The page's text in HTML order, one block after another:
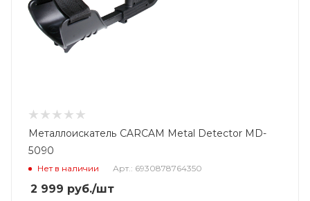
Металлоискатель CARCAM Metal Detector MD-
5090
Нет в наличии Арт.: 6930878764350
2 999 руб./шт